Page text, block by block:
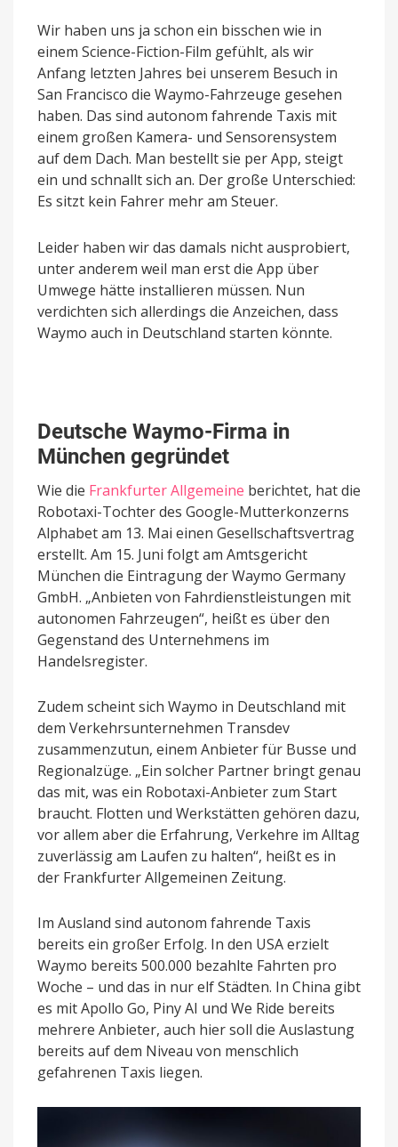
Wir haben uns ja schon ein bisschen wie in
einem Science-Fiction-Film gefühlt, als wir
Anfang letzten Jahres bei unserem Besuch in
San Francisco die Waymo-Fahrzeuge gesehen
haben. Das sind autonom fahrende Taxis mit
einem großen Kamera- und Sensorensystem
auf dem Dach. Man bestellt sie per App, steigt
ein und schnallt sich an. Der große Unterschied:
Es sitzt kein Fahrer mehr am Steuer.
Leider haben wir das damals nicht ausprobiert,
unter anderem weil man erst die App über
Umwege hätte installieren müssen. Nun
verdichten sich allerdings die Anzeichen, dass
Waymo auch in Deutschland starten könnte.
Deutsche Waymo-Firma in
München gegründet
Wie die Frankfurter Allgemeine berichtet, hat die
Robotaxi-Tochter des Google-Mutterkonzerns
Alphabet am 13. Mai einen Gesellschaftsvertrag
erstellt. Am 15. Juni folgt am Amtsgericht
München die Eintragung der Waymo Germany
GmbH. „Anbieten von Fahrdienstleistungen mit
autonomen Fahrzeugen“, heißt es über den
Gegenstand des Unternehmens im
Handelsregister.
Zudem scheint sich Waymo in Deutschland mit
dem Verkehrsunternehmen Transdev
zusammenzutun, einem Anbieter für Busse und
Regionalzüge. „Ein solcher Partner bringt genau
das mit, was ein Robotaxi-Anbieter zum Start
braucht. Flotten und Werkstätten gehören dazu,
vor allem aber die Erfahrung, Verkehre im Alltag
zuverlässig am Laufen zu halten“, heißt es in
der Frankfurter Allgemeinen Zeitung.
Im Ausland sind autonom fahrende Taxis
bereits ein großer Erfolg. In den USA erzielt
Waymo bereits 500.000 bezahlte Fahrten pro
Woche – und das in nur elf Städten. In China gibt
es mit Apollo Go, Piny AI und We Ride bereits
mehrere Anbieter, auch hier soll die Auslastung
bereits auf dem Niveau von menschlich
gefahrenen Taxis liegen.